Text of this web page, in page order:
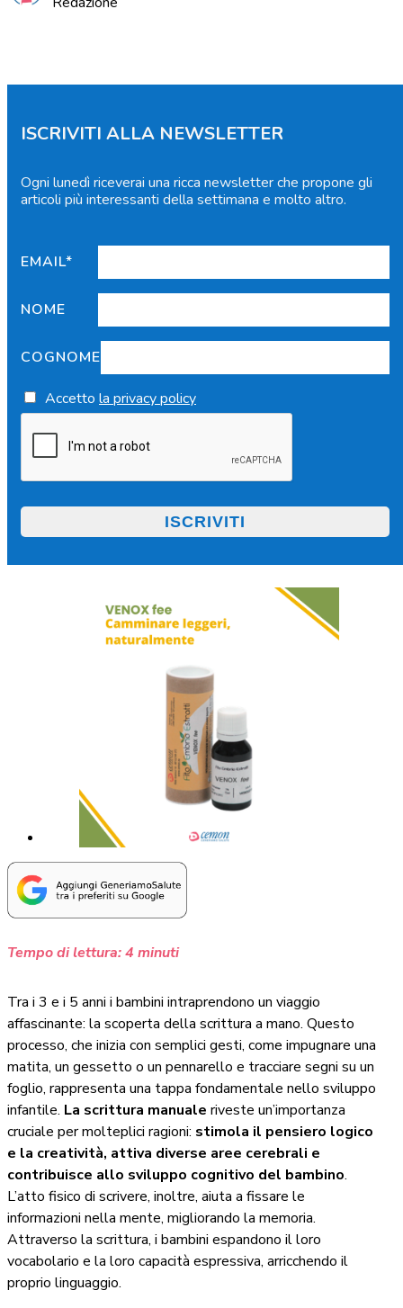
ISCRIVITI ALLA NEWSLETTER
Ogni lunedì riceverai una ricca newsletter che propone gli
articoli più interessanti della settimana e molto altro.
EMAIL*
NOME
COGNOME
Accetto la privacy policy
Tempo di lettura:4 minuti
Tra i 3 e i 5 anni i bambini intraprendono un viaggio
affascinante: la scoperta della scrittura a mano. Questo
processo, che inizia con semplici gesti, come impugnare una
matita, un gessetto o un pennarello e tracciare segni su un
foglio, rappresenta una tappa fondamentale nello sviluppo
infantile. La scrittura manuale riveste un’importanza
cruciale per molteplici ragioni: stimola il pensiero logico
e la creatività, attiva diverse aree cerebrali e
contribuisce allo sviluppo cognitivo del bambino.
L’atto fisico di scrivere, inoltre, aiuta a fissare le
informazioni nella mente, migliorando la memoria.
Attraverso la scrittura, i bambini espandono il loro
vocabolario e la loro capacità espressiva, arricchendo il
proprio linguaggio.